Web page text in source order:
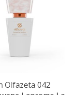
Olfazeta 042